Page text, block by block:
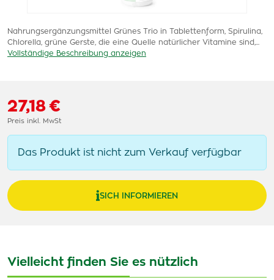
Nahrungsergänzungsmittel Grünes Trio in Tablettenform, Spirulina,
Chlorella, grüne Gerste, die eine Quelle natürlicher Vitamine sind,...
Vollständige Beschreibung anzeigen
27,18 €
Preis inkl. MwSt
Das Produkt ist nicht zum Verkauf verfügbar
SICH INFORMIEREN
Vielleicht finden Sie es nützlich